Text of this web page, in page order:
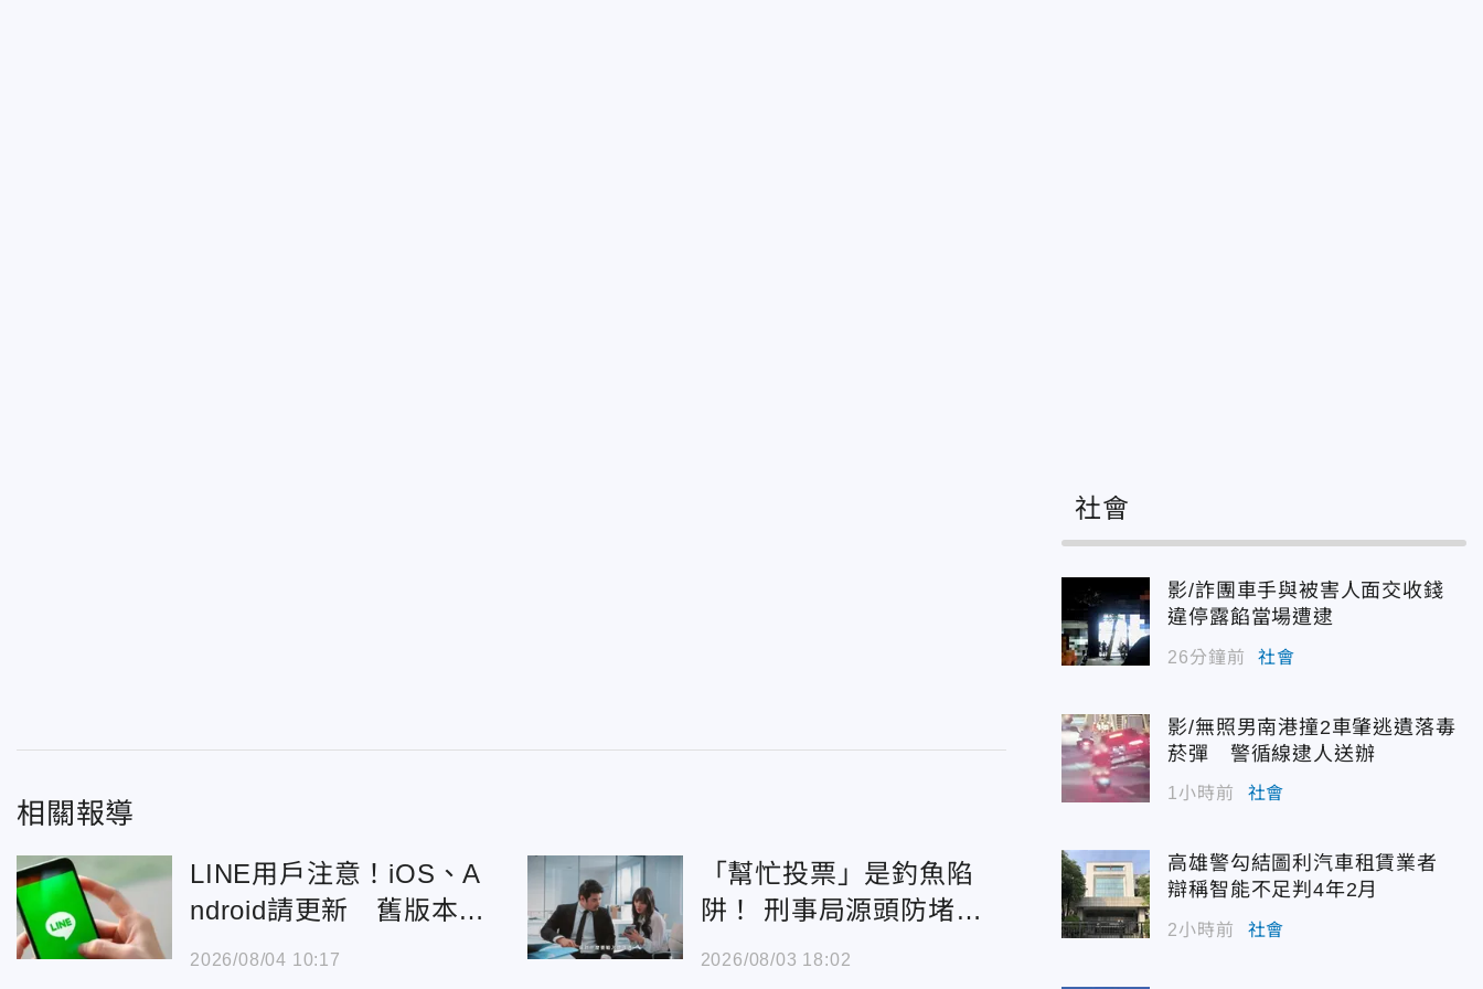
相關報導
LINE用戶注意！iOS、A
ndroid請更新 舊版本11
月停用
2026/08/04 10:17
「幫忙投票」是釣魚陷
阱！ 刑事局源頭防堵 LI
NE盜用月均降逾9成
2026/08/03 18:02
社會
影/詐團車手與被害人面交收錢
違停露餡當場遭逮
26分鐘前 社會
影/無照男南港撞2車肇逃遺落毒
菸彈 警循線逮人送辦
1小時前 社會
高雄警勾結圖利汽車租賃業者
辯稱智能不足判4年2月
2小時前 社會